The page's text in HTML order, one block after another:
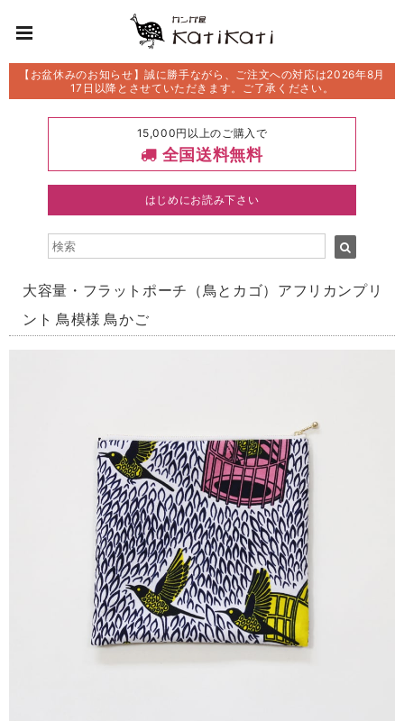
【お盆休みのお知らせ】誠に勝手ながら、ご注文への対応は2026年8月
17日以降とさせていただきます。ご了承ください。
15,000円以上のご購入で
全国送料無料
はじめにお読み下さい
大容量・フラットポーチ（鳥とカゴ）アフリカンプリ
ント 鳥模様 鳥かご